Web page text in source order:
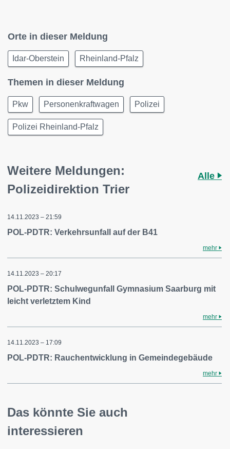
Orte in dieser Meldung
Idar-Oberstein Rheinland-Pfalz
Themen in dieser Meldung
Pkw Personenkraftwagen Polizei
Polizei Rheinland-Pfalz
Weitere Meldungen:
Polizeidirektion Trier
Alle
14.11.2023 – 21:59
POL-PDTR: Verkehrsunfall auf der B41
mehr
14.11.2023 – 20:17
POL-PDTR: Schulwegunfall Gymnasium Saarburg mit
leicht verletztem Kind
mehr
14.11.2023 – 17:09
POL-PDTR: Rauchentwicklung in Gemeindegebäude
mehr
Das könnte Sie auch
interessieren